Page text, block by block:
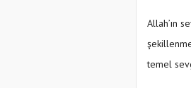
Allah’ın
temel